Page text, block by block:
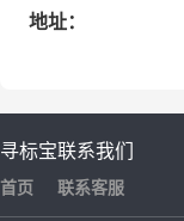
地址：
寻标宝
首页
联系我们
联系客服